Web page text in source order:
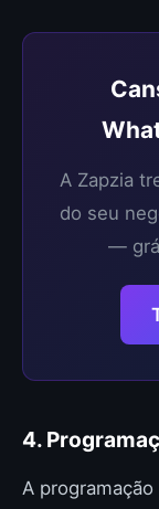
A Zapzia
do seu
—
4.
A